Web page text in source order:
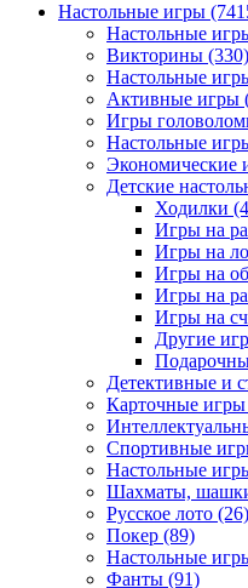
Настольные игры
Настольные
Викторины (330)
Настольные
Активные игры
Игры
Настольные
Экономические
Детские
Ходилки
Игры на
Игры на
Игры на
Игры на
Игры на
Другие
Детективные и
Карточные игры
Спортивные
Настольные
Шахматы,
Русское лото (26)
Покер (89)
Настольные
Фанты (91)